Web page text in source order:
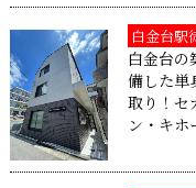
白金台駅
白金台
備した単
取り！セ
ン・キホ